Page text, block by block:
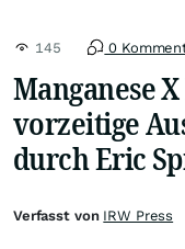
145 0
Manganese
vorzeitige
durch Eric
Verfasst von IRW Press